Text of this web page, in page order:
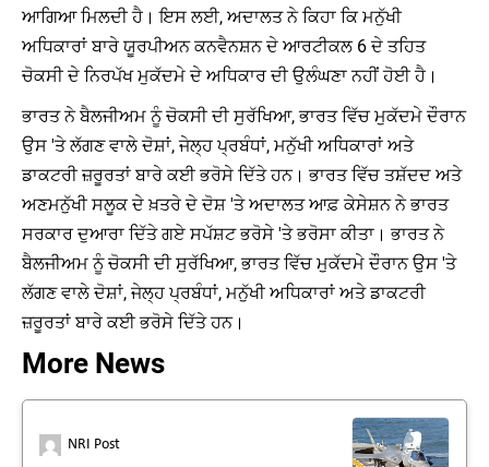
ਆਗਿਆ ਮਿਲਦੀ ਹੈ। ਇਸ ਲਈ, ਅਦਾਲਤ ਨੇ ਕਿਹਾ ਕਿ ਮਨੁੱਖੀ
ਅਧਿਕਾਰਾਂ ਬਾਰੇ ਯੂਰਪੀਅਨ ਕਨਵੈਨਸ਼ਨ ਦੇ ਆਰਟੀਕਲ 6 ਦੇ ਤਹਿਤ
ਚੋਕਸੀ ਦੇ ਨਿਰਪੱਖ ਮੁਕੱਦਮੇ ਦੇ ਅਧਿਕਾਰ ਦੀ ਉਲੰਘਣਾ ਨਹੀਂ ਹੋਈ ਹੈ।
ਭਾਰਤ ਨੇ ਬੈਲਜੀਅਮ ਨੂੰ ਚੋਕਸੀ ਦੀ ਸੁਰੱਖਿਆ, ਭਾਰਤ ਵਿੱਚ ਮੁਕੱਦਮੇ ਦੌਰਾਨ
ਉਸ 'ਤੇ ਲੱਗਣ ਵਾਲੇ ਦੋਸ਼ਾਂ, ਜੇਲ੍ਹ ਪ੍ਰਬੰਧਾਂ, ਮਨੁੱਖੀ ਅਧਿਕਾਰਾਂ ਅਤੇ
ਡਾਕਟਰੀ ਜ਼ਰੂਰਤਾਂ ਬਾਰੇ ਕਈ ਭਰੋਸੇ ਦਿੱਤੇ ਹਨ। ਭਾਰਤ ਵਿੱਚ ਤਸ਼ੱਦਦ ਅਤੇ
ਅਣਮਨੁੱਖੀ ਸਲੂਕ ਦੇ ਖ਼ਤਰੇ ਦੇ ਦੋਸ਼ 'ਤੇ ਅਦਾਲਤ ਆਫ਼ ਕੇਸੇਸ਼ਨ ਨੇ ਭਾਰਤ
ਸਰਕਾਰ ਦੁਆਰਾ ਦਿੱਤੇ ਗਏ ਸਪੱਸ਼ਟ ਭਰੋਸੇ 'ਤੇ ਭਰੋਸਾ ਕੀਤਾ। ਭਾਰਤ ਨੇ
ਬੈਲਜੀਅਮ ਨੂੰ ਚੋਕਸੀ ਦੀ ਸੁਰੱਖਿਆ, ਭਾਰਤ ਵਿੱਚ ਮੁਕੱਦਮੇ ਦੌਰਾਨ ਉਸ 'ਤੇ
ਲੱਗਣ ਵਾਲੇ ਦੋਸ਼ਾਂ, ਜੇਲ੍ਹ ਪ੍ਰਬੰਧਾਂ, ਮਨੁੱਖੀ ਅਧਿਕਾਰਾਂ ਅਤੇ ਡਾਕਟਰੀ
ਜ਼ਰੂਰਤਾਂ ਬਾਰੇ ਕਈ ਭਰੋਸੇ ਦਿੱਤੇ ਹਨ।
More News
NRI Post